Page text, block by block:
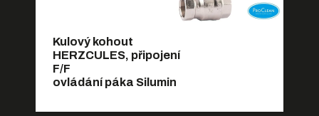
Kulový kohout
HERZCULES, připojení
F/F
ovládání páka Silumin